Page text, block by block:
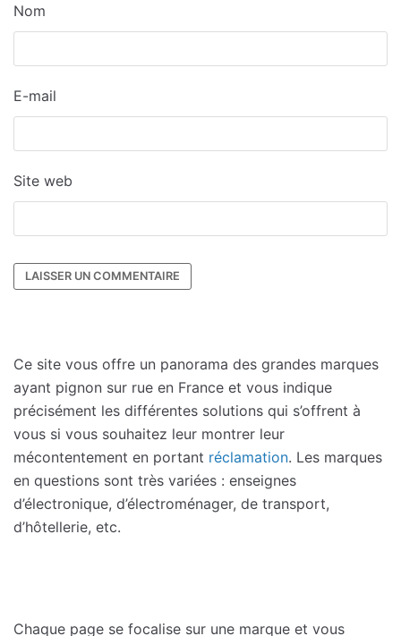
Nom
E-mail
Site web
Ce site vous offre un panorama des grandes marques
ayant pignon sur rue en France et vous indique
précisément les différentes solutions qui s’offrent à
vous si vous souhaitez leur montrer leur
mécontentement en portant réclamation. Les marques
en questions sont très variées : enseignes
d’électronique, d’électroménager, de transport,
d’hôtellerie, etc.
Chaque page se focalise sur une marque et vous